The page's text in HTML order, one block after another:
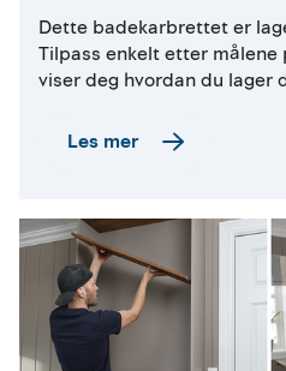
Dette badekarbrettet er
Tilpass enkelt etter målene
viser deg hvordan du lager
Les mer